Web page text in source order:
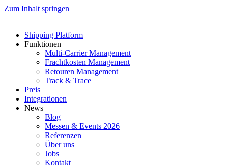
Zum Inhalt springen
Shipping Platform
Funktionen
Multi-Carrier Management
Frachtkosten Management
Retouren Management
Track & Trace
Preis
Integrationen
News
Blog
Messen & Events 2026
Referenzen
Über uns
Jobs
Kontakt